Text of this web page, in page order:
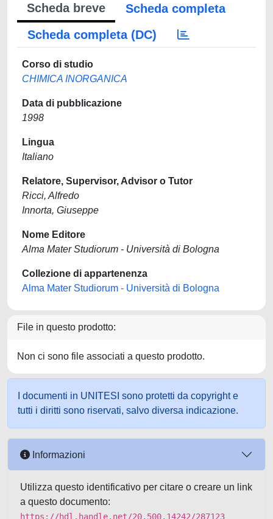
Scheda breve
Scheda completa
Scheda completa (DC)
Corso di studio
CHIMICA INORGANICA
Data di pubblicazione
1998
Lingua
Italiano
Relatore, Supervisor, Advisor o Tutor
Ricci, Alfredo
Innorta, Giuseppe
Nome Editore
Alma Mater Studiorum - Università di Bologna
Collezione di appartenenza
Alma Mater Studiorum - Università di Bologna
File in questo prodotto:
Non ci sono file associati a questo prodotto.
I documenti in UNITESI sono protetti da copyright e
tutti i diritti sono riservati, salvo diversa indicazione.
Informazioni
Utilizza questo identificativo per citare o creare un link
a questo documento:
https://hdl.handle.net/20.500.14242/287123